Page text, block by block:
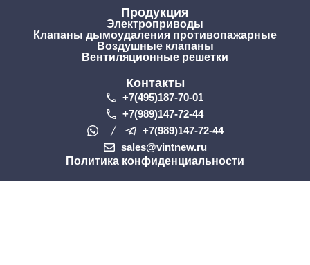
Продукция
Электроприводы
Клапаны дымоудаления противопажарные
Воздушные клапаны
Вентиляционные решетки
Контакты
+7(495)187-70-01
+7(989)147-72-44
+7(989)147-72-44
sales@vintnew.ru
Политика конфиденциальности